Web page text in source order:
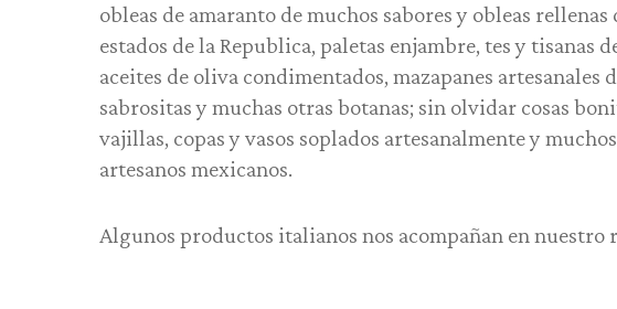
obleas de amaranto de muchos sabores y obleas
estados de la Republica, paletas enjambre, tes y tisanas
aceites de oliva condimentados, mazapanes artesanales
sabrositas y muchas otras botanas; sin olvidar cosas
vajillas, copas y vasos soplados artesanalmente y
artesanos mexicanos.
Algunos productos italianos nos acompañan en nuestro